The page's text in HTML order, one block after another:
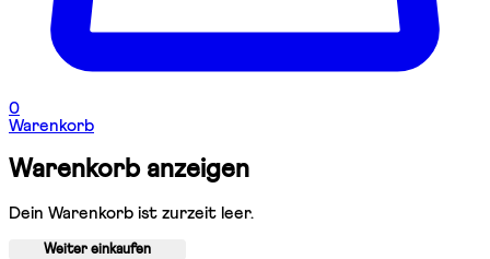
0
Warenkorb
Warenkorb anzeigen
Dein Warenkorb ist zurzeit leer.
Weiter einkaufen